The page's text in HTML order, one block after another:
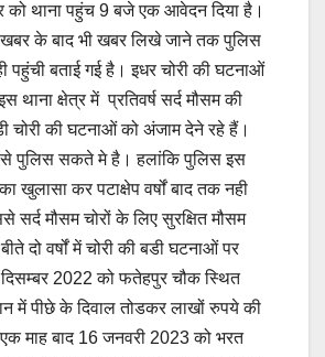
को थाना पहुंच 9 बजे एक आवेदन दिया है।
खबर के बाद भी खबर लिखे जाने तक पुलिस
पहुंची बताई गई है। इधर चोरी की घटनाओं
थाना क्षेत्र में प्रतिवर्ष सर्द मौसम की
चोरी की घटनाओं को अंजाम देने रहे हैं।
से पुलिस सकते मे है। हलांकि पुलिस इस
खुलासा कर पटाक्षेप वर्षों बाद तक नही
सर्द मौसम चोरों के लिए सुरक्षित मौसम
दो वर्षों में चोरी की बडी घटनाओं पर
2022 को फतेहपुर चौक स्थित
में पीछे के दिवाल तोडकर लाखों रुपये की
माह बाद 16 जनवरी 2023 को भरत